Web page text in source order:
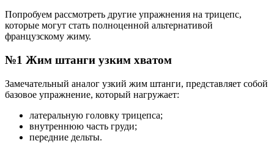
Попробуем рассмотреть другие упражнения на трицепс,
которые могут стать полноценной альтернативой
французскому жиму.
№1 Жим штанги узким хватом
Замечательный аналог узкий жим штанги, представляет собой
базовое упражнение, который нагружает:
латеральную головку трицепса;
внутреннюю часть груди;
передние дельты.